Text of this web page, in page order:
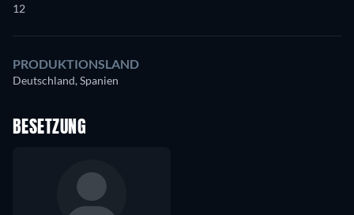
12
PRODUKTIONSLAND
Deutschland, Spanien
BESETZUNG